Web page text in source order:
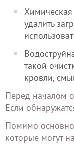
Химическая
удалить
такой
кровли,
Перед началом
Если
Помимо
которые могут